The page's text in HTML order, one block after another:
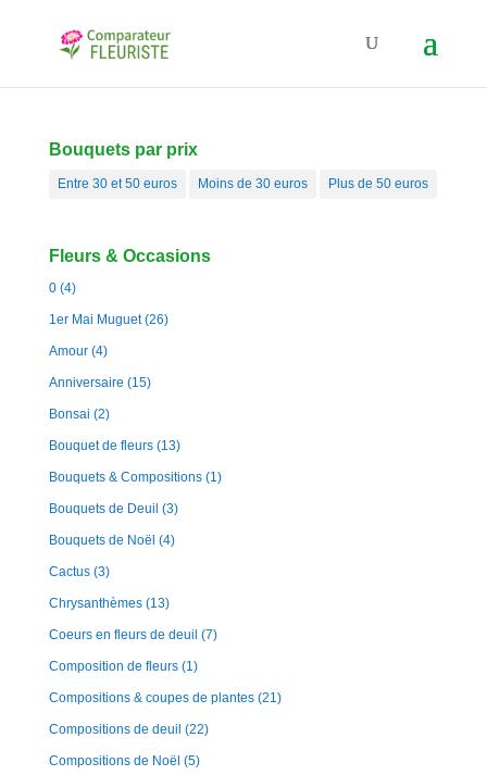
Bouquets par prix
Entre 30 et 50 euros Moins de 30 euros Plus de 50 euros
Fleurs & Occasions
0 (4)
1er Mai Muguet (26)
Amour (4)
Anniversaire (15)
Bonsai (2)
Bouquet de fleurs (13)
Bouquets & Compositions (1)
Bouquets de Deuil (3)
Bouquets de Noël (4)
Cactus (3)
Chrysanthèmes (13)
Coeurs en fleurs de deuil (7)
Composition de fleurs (1)
Compositions & coupes de plantes (21)
Compositions de deuil (22)
Compositions de Noël (5)